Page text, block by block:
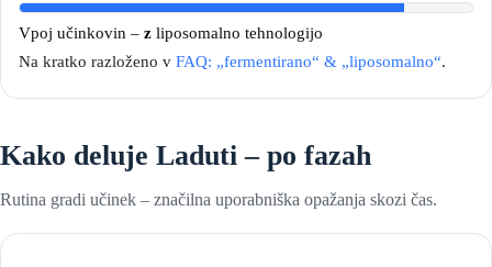
Vpoj učinkovin – z liposomalno tehnologijo
Na kratko razloženo v FAQ: „fermentirano“ & „liposomalno“.
Kako deluje Laduti – po fazah
Rutina gradi učinek – značilna uporabniška opažanja skozi čas.